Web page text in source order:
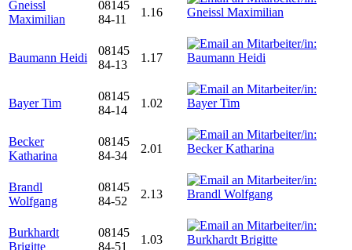
Gneissl
Maximilian
08145
84-11
1.16
Baumann Heidi
08145
84-13
1.17
Bayer Tim
08145
84-14
1.02
Becker
Katharina
08145
84-34
2.01
Brandl
Wolfgang
08145
84-52
2.13
Burkhardt
Brigitte
08145
84-51
1.03